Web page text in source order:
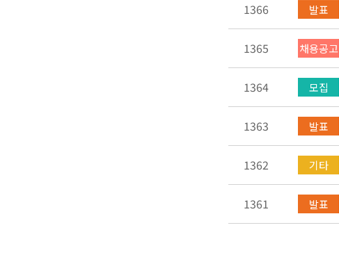
1366 발표
1365 채용공고
1364 모집
1363 발표
1362 기타
1361 발표